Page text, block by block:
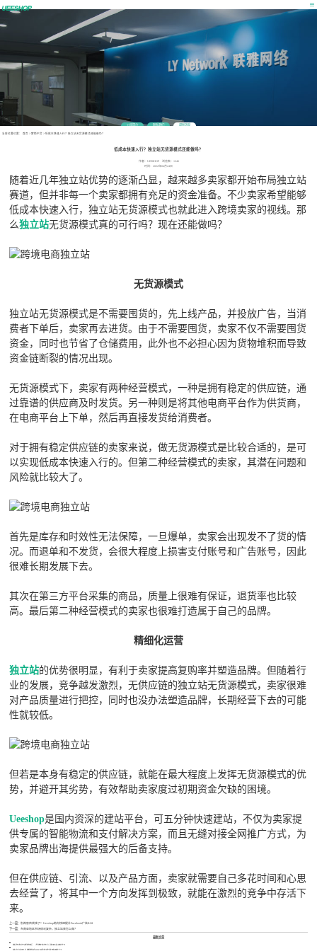
公司简介 联系我们 最新消息
当前位置位置： 首页 > 营销干货> 低成本快速入行？独立站无货源模式还能做吗？
低成本快速入行？独立站无货源模式还能做吗？
作者：UEESHOP 浏览数：1246
时间：2022年04月24日
随着近几年独立站优势的逐渐凸显，越来越多卖家都开始布局独立站
赛道，但并非每一个卖家都拥有充足的资金准备。不少卖家希望能够
低成本快速入行，独立站无货源模式也就此进入跨境卖家的视线。那
么独立站无货源模式真的可行吗？现在还能做吗？
无货源模式
独立站无货源模式是不需要囤货的，先上线产品，并投放广告，当消
费者下单后，卖家再去进货。由于不需要囤货，卖家不仅不需要囤货
资金，同时也节省了仓储费用，此外也不必担心因为货物堆积而导致
资金链断裂的情况出现。
无货源模式下，卖家有两种经营模式，一种是拥有稳定的供应链，通
过靠谱的供应商及时发货。另一种则是将其他电商平台作为供货商，
在电商平台上下单，然后再直接发货给消费者。
对于拥有稳定供应链的卖家来说，做无货源模式是比较合适的，是可
以实现低成本快速入行的。但第二种经营模式的卖家，其潜在问题和
风险就比较大了。
首先是库存和时效性无法保障，一旦爆单，卖家会出现发不了货的情
况。而退单和不发货，会很大程度上损害支付账号和广告账号，因此
很难长期发展下去。
其次在第三方平台采集的商品，质量上很难有保证，退货率也比较
高。最后第二种经营模式的卖家也很难打造属于自己的品牌。
精细化运营
独立站的优势很明显，有利于卖家提高复购率并塑造品牌。但随着行
业的发展，竞争越发激烈，无供应链的独立站无货源模式，卖家很难
对产品质量进行把控，同时也没办法塑造品牌，长期经营下去的可能
性就较低。
但若是本身有稳定的供应链，就能在最大程度上发挥无货源模式的优
势，并避开其劣势，有效帮助卖家度过初期资金欠缺的困境。
Ueeshop是国内资深的建站平台，可五分钟快速建站，不仅为卖家提
供专属的智能物流和支付解决方案，而且无缝对接全网推广方式，为
卖家品牌出海提供最强大的后备支持。
但在供应链、引流、以及产品方面，卖家就需要自己多花时间和心思
去经营了，将其中一个方向发挥到极致，就能在激烈的竞争中存活下
来。
上一篇：别再盲目烧钱了！Ueeshop助你快速提升Facebook广告ROI
下一篇： 东南亚地区市场情况复杂，独立站该怎么做？
最新文章
做汽车灯遥控板，品牌方怎么选平台避坑？
独立站婴儿辅助轮SEO成本优化咋避坑？